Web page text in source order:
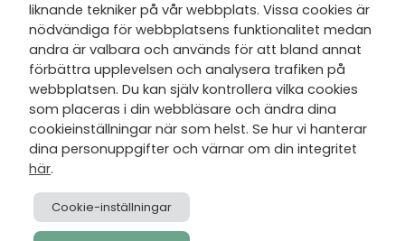
Jag har tagit del av Ekoappens
personuppgifts- och
integritetspolicyoch tar gärna del
av nyheter, hälsotips och exklusiva
erbjudanden via min e-post.
liknande tekniker på vår webbplats. Vissa cookies är
nödvändiga för webbplatsens funktionalitet medan
andra är valbara och används för att bland annat
förbättra upplevelsen och analysera trafiken på
webbplatsen. Du kan själv kontrollera vilka cookies
som placeras i din webbläsare och ändra dina
cookieinställningar när som helst. Se hur vi hanterar
dina personuppgifter och värnar om din integritet
här.
Cookie-inställningar